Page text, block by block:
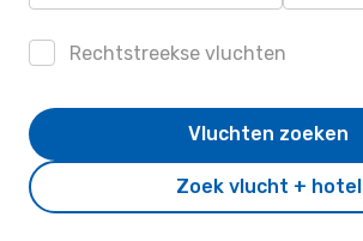
Rechtstreekse vluchten
Zoek vlucht + hotel
Vluchten zoeken